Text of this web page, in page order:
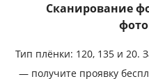
Сканирование
Тип плёнки: 120, 135 и 20.
— получите проявку